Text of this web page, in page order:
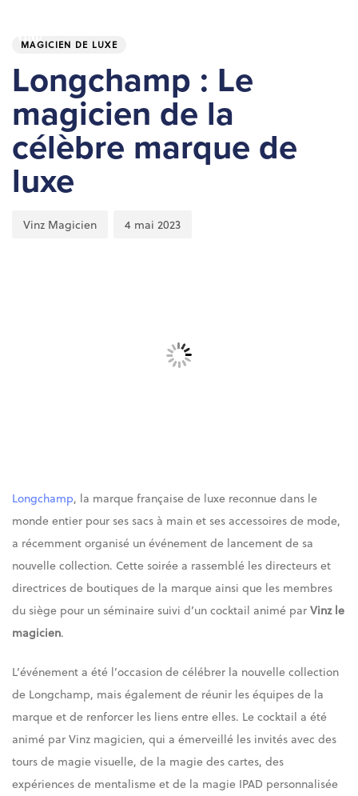
primary
navigation
Skip
content
MAGICIEN DE LUXE
Longchamp : Le
magicien de la
célèbre marque de
luxe
Vinz Magicien 4 mai 2023
Longchamp, la marque française de luxe reconnue dans le
monde entier pour ses sacs à main et ses accessoires de mode,
a récemment organisé un événement de lancement de sa
nouvelle collection. Cette soirée a rassemblé les directeurs et
directrices de boutiques de la marque ainsi que les membres
du siège pour un séminaire suivi d’un cocktail animé parVinz le
magicien.
L’événement a été l’occasion de célébrer la nouvelle collection
de Longchamp, mais également de réunir les équipes de la
marque et de renforcer les liens entre elles. Le cocktail a été
animé par Vinz magicien, qui a émerveillé les invités avec des
tours de magie visuelle, de la magie des cartes, des
expériences de mentalisme et de la magie IPAD personnalisée